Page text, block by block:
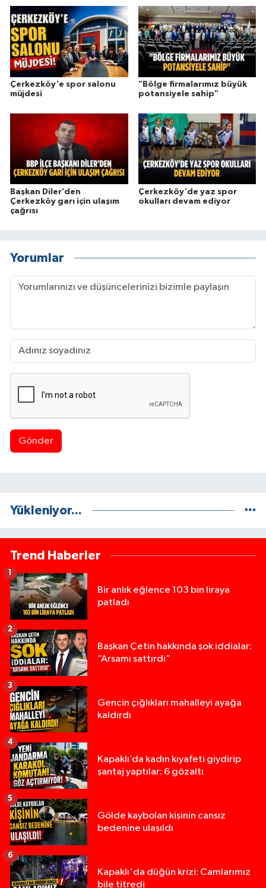
Çerkezköy'e spor salonu
müjdesi
"Bölge firmalarımız büyük
potansiyele sahip"
Başkan Diler’den
Çerkezköy garı için ulaşım
çağrısı
Çerkezköy'de yaz spor
okulları devam ediyor
Yorumlar
Gönder
Yükleniyor...
Trend Haberler
Bir anlık eğlence 103 bin liraya
patladı
Başkan Çetin hakkında şok iddialar:
“Arsamı sattırdı”
2
Gencin çığlıkları mahalleyi ayağa
kaldırdı
3
Kapaklı’da kadın kıyafeti giydirip
şantaj yaptılar: 6 gözaltı
4
Gölde kaybolan kişinin cansız
bedenine ulaşıldı
5
Kapaklı'da düğün krizi: Camlarımız
bile titredi
6